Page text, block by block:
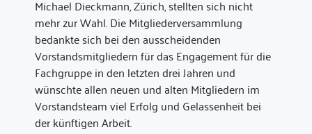
Michael Dieckmann, Zürich, stellten sich nicht
mehr zur Wahl. Die Mitgliederversammlung
bedankte sich bei den ausscheidenden
Vorstandsmitgliedern für das Engagement für die
Fachgruppe in den letzten drei Jahren und
wünschte allen neuen und alten Mitgliedern im
Vorstandsteam viel Erfolg und Gelassenheit bei
der künftigen Arbeit.